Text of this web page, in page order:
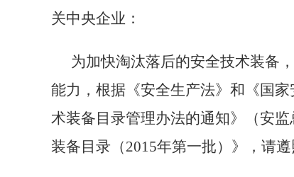
关中央企业：
为加快淘汰落后的安全技术装备
能力，根据《安全生产法》和《国
术装备目录管理办法的通知》（安监
装备目录（2015年第一批）》，请遵